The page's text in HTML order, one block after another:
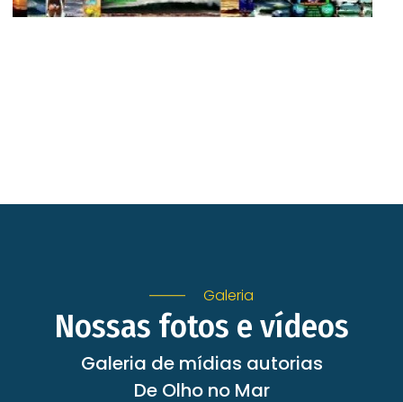
Galeria
Nossas fotos e vídeos
Galeria de mídias autorias
De Olho no Mar